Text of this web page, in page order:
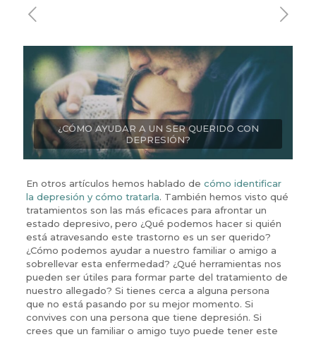
¿CÓMO AYUDAR A UN SER QUERIDO CON
DEPRESIÓN?
En otros artículos hemos hablado de cómo identificar
la depresión y cómo tratarla. También hemos visto qué
tratamientos son las más eficaces para afrontar un
estado depresivo, pero ¿Qué podemos hacer si quién
está atravesando este trastorno es un ser querido?
¿Cómo podemos ayudar a nuestro familiar o amigo a
sobrellevar esta enfermedad? ¿Qué herramientas nos
pueden ser útiles para formar parte del tratamiento de
nuestro allegado? Si tienes cerca a alguna persona
que no está pasando por su mejor momento. Si
convives con una persona que tiene depresión. Si
crees que un familiar o amigo tuyo puede tener este